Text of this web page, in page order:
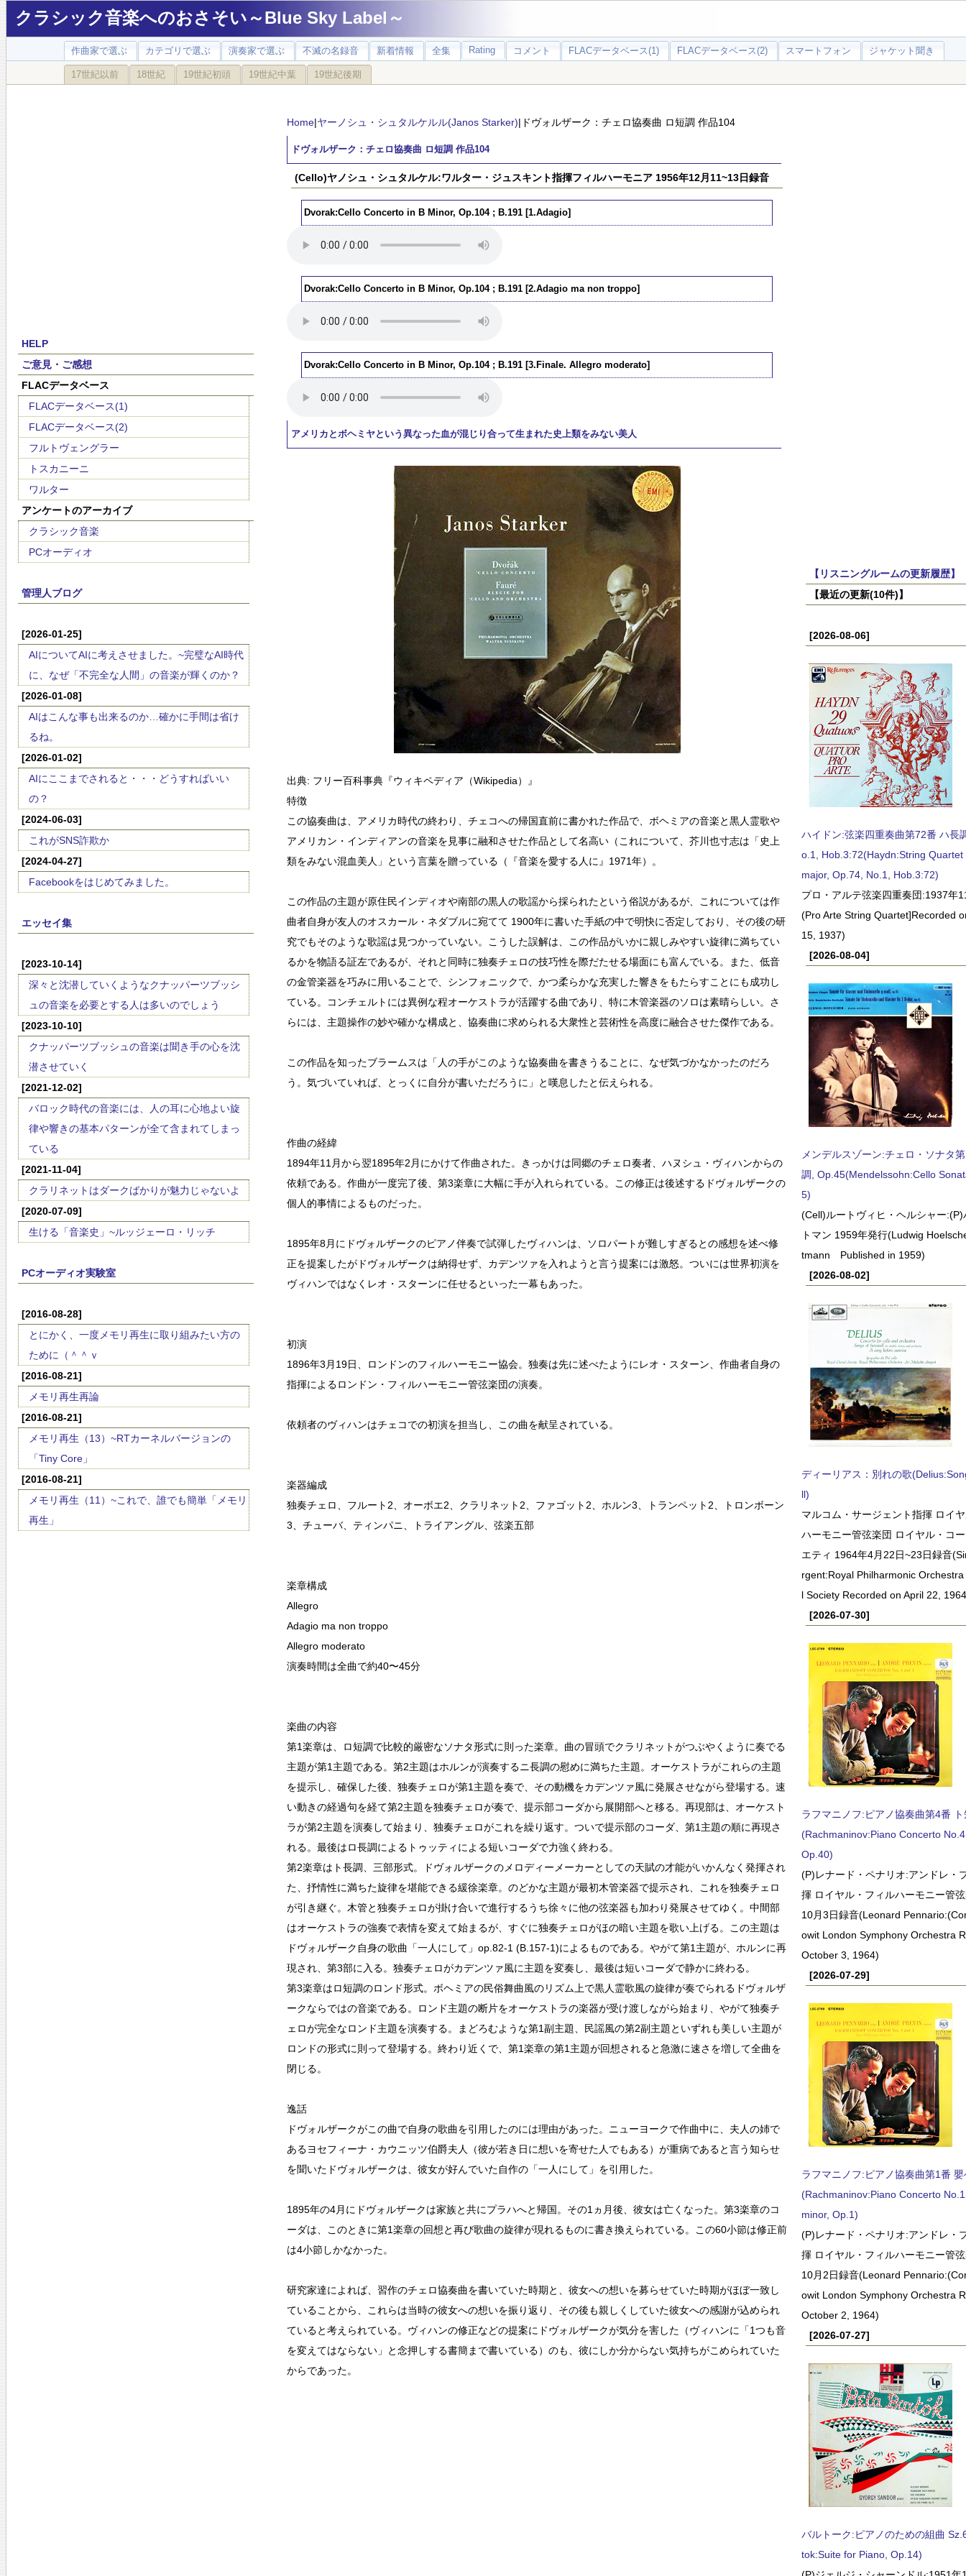
クラシック音楽へのおさそい～Blue Sky Label～
作曲家で選ぶ カテゴリで選ぶ 演奏家で選ぶ 不滅の名録音 新着情報 全集 Rating コメント FLACデータベース(1) FLACデータベース(2) スマートフォン ジャケット聞き
17世紀以前 18世紀 19世紀初頭 19世紀中葉 19世紀後期
HELP
ご意見・ご感想
FLACデータベース
FLACデータベース(1)
FLACデータベース(2)
フルトヴェングラー
トスカニーニ
ワルター
アンケートのアーカイブ
クラシック音楽
PCオーディオ
管理人ブログ
[2026-01-25]
AIについてAIに考えさせました。~完璧なAI時代
に、なぜ「不完全な人間」の音楽が輝くのか？
[2026-01-08]
AIはこんな事も出来るのか…確かに手間は省け
るね。
[2026-01-02]
AIにここまでされると・・・どうすればいい
の？
[2024-06-03]
これがSNS詐欺か
[2024-04-27]
Facebookをはじめてみました。
エッセイ集
[2023-10-14]
深々と沈潜していくようなクナッパーツブッシ
ュの音楽を必要とする人は多いのでしょう
[2023-10-10]
クナッパーツブッシュの音楽は聞き手の心を沈
潜させていく
[2021-12-02]
バロック時代の音楽には、人の耳に心地よい旋
律や響きの基本パターンが全て含まれてしまっ
ている
[2021-11-04]
クラリネットはダークばかりが魅力じゃないよ
[2020-07-09]
生ける「音楽史」~ルッジェーロ・リッチ
PCオーディオ実験室
[2016-08-28]
とにかく、一度メモリ再生に取り組みたい方の
ために（＾＾ｖ
[2016-08-21]
メモリ再生再論
[2016-08-21]
メモリ再生（13）~RTカーネルバージョンの
「Tiny Core」
[2016-08-21]
メモリ再生（11）~これで、誰でも簡単「メモリ
再生」
Home|ヤーノシュ・シュタルケルル(Janos Starker)|ドヴォルザーク：チェロ協奏曲 ロ短調 作品104
ドヴォルザーク：チェロ協奏曲 ロ短調 作品104
(Cello)ヤノシュ・シュタルケル:ワルター・ジュスキント指揮フィルハーモニア 1956年12月11~13日録音
Dvorak:Cello Concerto in B Minor, Op.104 ; B.191 [1.Adagio]
Dvorak:Cello Concerto in B Minor, Op.104 ; B.191 [2.Adagio ma non troppo]
Dvorak:Cello Concerto in B Minor, Op.104 ; B.191 [3.Finale. Allegro moderato]
アメリカとボヘミヤという異なった血が混じり合って生まれた史上類をみない美人
出典: フリー百科事典『ウィキペディア（Wikipedia）』
特徴
この協奏曲は、アメリカ時代の終わり、チェコへの帰国直前に書かれた作品で、ボヘミアの音楽と黒人霊歌や
アメリカン・インディアンの音楽を見事に融和させた作品として名高い（これについて、芥川也寸志は「史上
類をみない混血美人」という言葉を贈っている（『音楽を愛する人に』1971年）。
この作品の主題が原住民インディオや南部の黒人の歌謡から採られたという俗説があるが、これについては作
曲者自身が友人のオスカール・ネダブルに宛てて 1900年に書いた手紙の中で明快に否定しており、その後の研
究でもそのような歌謡は見つかっていない。こうした誤解は、この作品がいかに親しみやすい旋律に満ちてい
るかを物語る証左であるが、それと同時に独奏チェロの技巧性を際だたせる場面にも富んでいる。また、低音
の金管楽器を巧みに用いることで、シンフォニックで、かつ柔らかな充実した響きをもたらすことにも成功し
ている。コンチェルトには異例な程オーケストラが活躍する曲であり、特に木管楽器のソロは素晴らしい。さ
らには、主題操作の妙や確かな構成と、協奏曲に求められる大衆性と芸術性を高度に融合させた傑作である。
この作品を知ったブラームスは「人の手がこのような協奏曲を書きうることに、なぜ気づかなかったのだろ
う。気づいていれば、とっくに自分が書いただろうに」と嘆息したと伝えられる。
作曲の経緯
1894年11月から翌1895年2月にかけて作曲された。きっかけは同郷のチェロ奏者、ハヌシュ・ヴィハンからの
依頼である。作曲が一度完了後、第3楽章に大幅に手が入れられている。この修正は後述するドヴォルザークの
個人的事情によるものだった。
1895年8月にドヴォルザークのピアノ伴奏で試弾したヴィハンは、ソロパートが難しすぎるとの感想を述べ修
正を提案したがドヴォルザークは納得せず、カデンツァを入れようと言う提案には激怒。ついには世界初演を
ヴィハンではなくレオ・スターンに任せるといった一幕もあった。
初演
1896年3月19日、ロンドンのフィルハーモニー協会。独奏は先に述べたようにレオ・スターン、作曲者自身の
指揮によるロンドン・フィルハーモニー管弦楽団の演奏。
依頼者のヴィハンはチェコでの初演を担当し、この曲を献呈されている。
楽器編成
独奏チェロ、フルート2、オーボエ2、クラリネット2、ファゴット2、ホルン3、トランペット2、トロンボーン
3、チューバ、ティンパニ、トライアングル、弦楽五部
楽章構成
Allegro
Adagio ma non troppo
Allegro moderato
演奏時間は全曲で約40〜45分
楽曲の内容
第1楽章は、ロ短調で比較的厳密なソナタ形式に則った楽章。曲の冒頭でクラリネットがつぶやくように奏でる
主題が第1主題である。第2主題はホルンが演奏するニ長調の慰めに満ちた主題。オーケストラがこれらの主題
を提示し、確保した後、独奏チェロが第1主題を奏で、その動機をカデンツァ風に発展させながら登場する。速
い動きの経過句を経て第2主題を独奏チェロが奏で、提示部コーダから展開部へと移る。再現部は、オーケスト
ラが第2主題を演奏して始まり、独奏チェロがこれを繰り返す。ついで提示部のコーダ、第1主題の順に再現さ
れる。最後はロ長調によるトゥッティによる短いコーダで力強く終わる。
第2楽章はト長調、三部形式。ドヴォルザークのメロディーメーカーとしての天賦の才能がいかんなく発揮され
た、抒情性に満ちた旋律を堪能できる緩徐楽章。のどかな主題が最初木管楽器で提示され、これを独奏チェロ
が引き継ぐ。木管と独奏チェロが掛け合いで進行するうち徐々に他の弦楽器も加わり発展させてゆく。中間部
はオーケストラの強奏で表情を変えて始まるが、すぐに独奏チェロがほの暗い主題を歌い上げる。この主題は
ドヴォルザーク自身の歌曲「一人にして」op.82-1 (B.157-1)によるものである。やがて第1主題が、ホルンに再
現され、第3部に入る。独奏チェロがカデンツァ風に主題を変奏し、最後は短いコーダで静かに終わる。
第3楽章はロ短調のロンド形式。ボヘミアの民俗舞曲風のリズム上で黒人霊歌風の旋律が奏でられるドヴォルザ
ークならではの音楽である。ロンド主題の断片をオーケストラの楽器が受け渡しながら始まり、やがて独奏チ
ェロが完全なロンド主題を演奏する。まどろむような第1副主題、民謡風の第2副主題といずれも美しい主題が
ロンドの形式に則って登場する。終わり近くで、第1楽章の第1主題が回想されると急激に速さを増して全曲を
閉じる。
逸話
ドヴォルザークがこの曲で自身の歌曲を引用したのには理由があった。ニューヨークで作曲中に、夫人の姉で
あるヨセフィーナ・カウニッツ伯爵夫人（彼が若き日に想いを寄せた人でもある）が重病であると言う知らせ
を聞いたドヴォルザークは、彼女が好んでいた自作の「一人にして」を引用した。
1895年の4月にドヴォルザークは家族と共にプラハへと帰国。その1ヵ月後、彼女は亡くなった。第3楽章のコ
ーダは、このときに第1楽章の回想と再び歌曲の旋律が現れるものに書き換えられている。この60小節は修正前
は4小節しかなかった。
研究家達によれば、習作のチェロ協奏曲を書いていた時期と、彼女への想いを募らせていた時期がほぼ一致し
ていることから、これらは当時の彼女への想いを振り返り、その後も親しくしていた彼女への感謝が込められ
ていると考えられている。ヴィハンの修正などの提案にドヴォルザークが気分を害した（ヴィハンに「1つも音
を変えてはならない」と念押しする書簡まで書いている）のも、彼にしか分からない気持ちがこめられていた
からであった。
【リスニングルームの更新履歴】
【最近の更新(10件)】
[2026-08-06]
ハイドン:弦楽四重奏曲第72番 ハ長
o.1, Hob.3:72(Haydn:String Quartet
major, Op.74, No.1, Hob.3:72)
プロ・アルテ弦楽四重奏団:1937年
(Pro Arte String Quartet]Recorded
15, 1937)
[2026-08-04]
メンデルスゾーン:チェロ・ソナタ
調, Op.45(Mendelssohn:Cello
5)
(Cell)ルートヴィヒ・ヘルシャー
トマン 1959年発行(Ludwig
tmann Published in 1959)
[2026-08-02]
ディーリアス：別れの歌
ll)
マルコム・サージェント指揮 ロイ
ハーモニー管弦楽団 ロイヤル・コ
エティ 1964年4月22日~23日録音
rgent:Royal Philharmonic
l Society Recorded on April 22,
[2026-07-30]
ラフマニノフ:ピアノ協奏曲第4番
(Rachmaninov:Piano Concerto
Op.40)
(P)レナード・ペナリオ:アンドレ・
揮 ロイヤル・フィルハーモニー管
10月3日録音(Leonard
owit London Symphony Orchestra
October 3, 1964)
[2026-07-29]
ラフマニノフ:ピアノ協奏曲第1番
(Rachmaninov:Piano Concerto
minor, Op.1)
(P)レナード・ペナリオ:アンドレ・
揮 ロイヤル・フィルハーモニー管
10月2日録音(Leonard
owit London Symphony Orchestra
October 2, 1964)
[2026-07-27]
バルトーク:ピアノのための組曲
tok:Suite for Piano, Op.14)